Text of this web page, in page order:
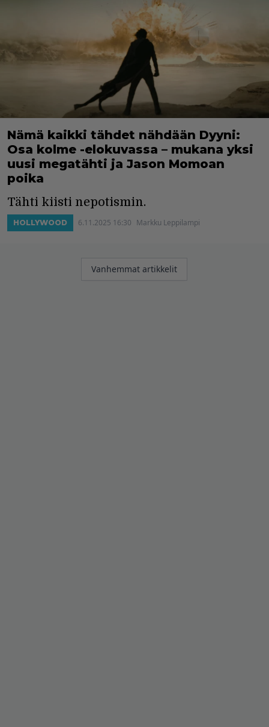
Nämä kaikki tähdet nähdään Dyyni:
Osa kolme -elokuvassa – mukana yksi
uusi megatähti ja Jason Momoan
poika
Tähti kiisti nepotismin.
HOLLYWOOD 6.11.2025 16:30 Markku Leppilampi
Artikkelien
Vanhemmat artikkelit